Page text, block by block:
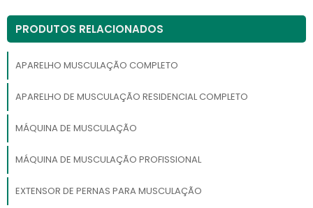
PRODUTOS RELACIONADOS
APARELHO MUSCULAÇÃO COMPLETO
APARELHO DE MUSCULAÇÃO RESIDENCIAL COMPLETO
MÁQUINA DE MUSCULAÇÃO
MÁQUINA DE MUSCULAÇÃO PROFISSIONAL
EXTENSOR DE PERNAS PARA MUSCULAÇÃO